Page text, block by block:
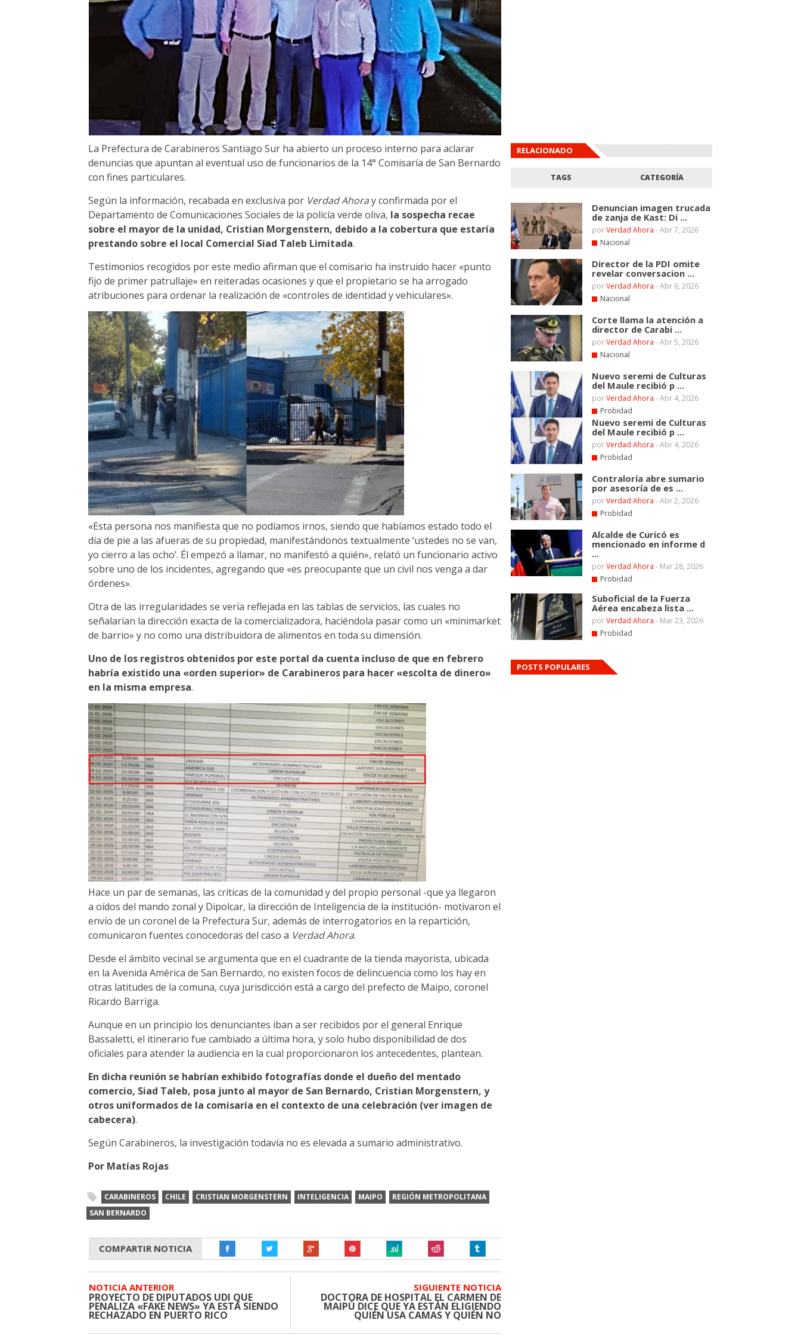
La Prefectura de Carabineros Santiago Sur ha abierto un proceso interno para aclarar
denuncias que apuntan al eventual uso de funcionarios de la 14° Comisaría de San Bernardo
con fines particulares.
Según la información, recabada en exclusiva por Verdad Ahoray confirmada por el
Departamento de Comunicaciones Sociales de la policía verde oliva, la sospecha recae
sobre el mayor de la unidad, Cristian Morgenstern, debido a la cobertura que estaría
prestando sobre el local Comercial Siad Taleb Limitada.
Testimonios recogidos por este medio afirman que el comisario ha instruido hacer «punto
fijo de primer patrullaje» en reiteradas ocasiones y que el propietario se ha arrogado
atribuciones para ordenar la realización de «controles de identidad y vehiculares».
«Esta persona nos manifiesta que no podíamos irnos, siendo que habíamos estado todo el
día de pie a las afueras de su propiedad, manifestándonos textualmente ‘ustedes no se van,
yo cierro a las ocho’. Él empezó a llamar, no manifestó a quién», relató un funcionario activo
sobre uno de los incidentes, agregando que «es preocupante que un civil nos venga a dar
órdenes».
Otra de las irregularidades se vería reflejada en las tablas de servicios, las cuales no
señalarían la dirección exacta de la comercializadora, haciéndola pasar como un «minimarket
de barrio» y no como una distribuidora de alimentos en toda su dimensión.
Uno de los registros obtenidos por este portal da cuenta incluso de que en febrero
habría existido una «orden superior» de Carabineros para hacer «escolta de dinero»
en la misma empresa.
Hace un par de semanas, las críticas de la comunidad y del propio personal -que ya llegaron
a oídos del mando zonal y Dipolcar, la dirección de Inteligencia de la institución- motivaron el
envío de un coronel de la Prefectura Sur, además de interrogatorios en la repartición,
comunicaron fuentes conocedoras del caso a Verdad Ahora.
Desde el ámbito vecinal se argumenta que en el cuadrante de la tienda mayorista, ubicada
en la Avenida América de San Bernardo, no existen focos de delincuencia como los hay en
otras latitudes de la comuna, cuya jurisdicción está a cargo del prefecto de Maipo, coronel
Ricardo Barriga.
Aunque en un principio los denunciantes iban a ser recibidos por el general Enrique
Bassaletti, el itinerario fue cambiado a última hora, y solo hubo disponibilidad de dos
oficiales para atender la audiencia en la cual proporcionaron los antecedentes, plantean.
En dicha reunión se habrían exhibido fotografías donde el dueño del mentado
comercio, Siad Taleb, posa junto al mayor de San Bernardo, Cristian Morgenstern, y
otros uniformados de la comisaría en el contexto de una celebración (ver imagen de
cabecera).
Según Carabineros, la investigación todavía no es elevada a sumario administrativo.
Por Matías Rojas
CARABINEROS CHILE CRISTIAN MORGENSTERN INTELIGENCIA MAIPO
REGIÓN METROPOLITANA
SAN BERNARDO
COMPARTIR NOTICIA
NOTICIA ANTERIOR
PROYECTO DE DIPUTADOS UDI QUE
PENALIZA «FAKE NEWS» YA ESTÁ SIENDO
RECHAZADO EN PUERTO RICO
SIGUIENTE NOTICIA
DOCTORA DE HOSPITAL EL CARMEN DE
MAIPÚ DICE QUE YA ESTÁN ELIGIENDO
QUIÉN USA CAMAS Y QUIÉN NO
RELACIONADO
TAGS CATEGORÍA
Denuncian imagen trucada
de zanja de Kast: Di ...
porVerdad Ahora -Abr 7, 2026
Nacional
Director de la PDI omite
revelar conversacion ...
porVerdad Ahora -Abr 6, 2026
Nacional
Corte llama la atención a
director de Carabi ...
porVerdad Ahora -Abr 5, 2026
Nacional
Nuevo seremi de Culturas
del Maule recibió p ...
porVerdad Ahora -Abr 4, 2026
Probidad
Nuevo seremi de Culturas
del Maule recibió p ...
porVerdad Ahora -Abr 4, 2026
Probidad
Contraloría abre sumario
por asesoría de es ...
porVerdad Ahora -Abr 2, 2026
Probidad
Alcalde de Curicó es
mencionado en informe d
...
porVerdad Ahora - Mar 28, 2026
Probidad
Suboficial de la Fuerza
Aérea encabeza lista ...
porVerdad Ahora - Mar 23, 2026
Probidad
POSTS POPULARES